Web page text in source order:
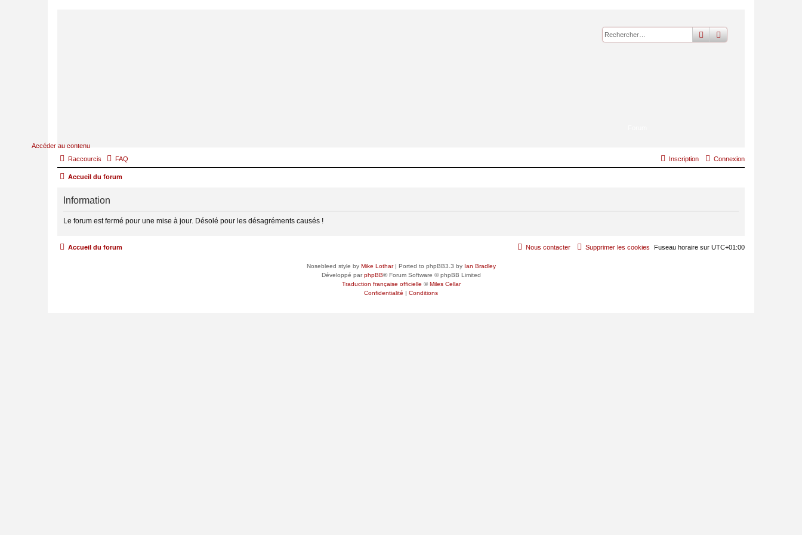
Accéder au contenu
rechercher
recherche
Raccourcis FAQ Connexion
Inscription
Accueil du forum
Information
Le forum est fermé pour une mise à jour. Désolé pour les désagréments causés !
Accueil du forum Fuseau horaire sur UTC+01:00
Supprimer les cookies
Nous contacter
Nosebleed style by Mike Lothar| Ported to phpBB3.3 by Ian Bradley
Développé parphpBB® Forum Software © phpBB Limited
Traduction française officielle ©Miles Cellar
Confidentialité | Conditions